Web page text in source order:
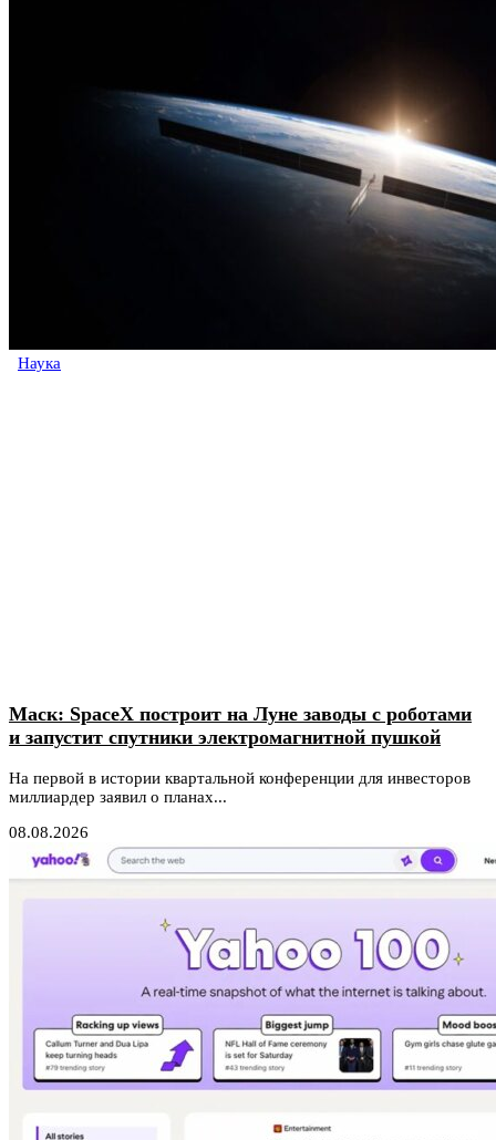
Наука
Маск: SpaceX построит на Луне заводы с роботами
и запустит спутники электромагнитной пушкой
На первой в истории квартальной конференции для инвесторов
миллиардер заявил о планах...
08.08.2026